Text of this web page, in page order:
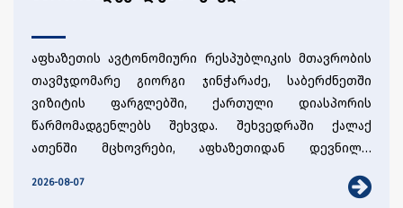
აფხაზეთის ავტონომიური რესპუბლიკის მთავრობის
თავმჯდომარე გიორგი ჯინჭარაძე, საბერძნეთში
ვიზიტის ფარგლებში, ქართული დიასპორის
წარმომადგენლებს შეხვდა. შეხვედრაში ქალაქ
ათენში მცხოვრები, აფხაზეთიდან დევნილი,
გიორგი ჯინჭარაძემ, დიასპორის წარმომადგენლებს,
2026-08-07